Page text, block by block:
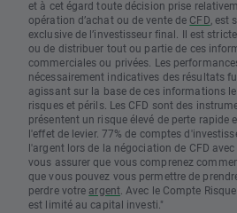
et à cet égard toute décision prise
opération d’achat ou de vente de CFD, est
exclusive de l’investisseur final. Il est
ou de distribuer tout ou partie de ces
commerciales ou privées. Les
nécessairement indicatives des résultats
agissant sur la base de ces informations
risques et périls. Les CFD sont des
présentent un risque élevé de perte rapide
l'effet de levier. 77% de comptes
l'argent lors de la négociation de CFD
vous assurer que vous comprenez
que vous pouvez vous permettre de
perdre votre argent. Avec le Compte
est limité au capital investi."